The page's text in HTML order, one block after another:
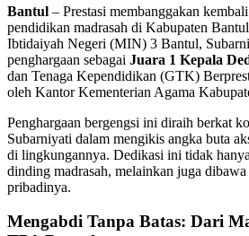
Bantul – Prestasi membanggakan
pendidikan madrasah di Kabupaten
Ibtidaiyah Negeri (MIN) 3 Bantul,
penghargaan sebagai Juara 1 Kepala
dan Tenaga Kependidikan (GTK)
oleh Kantor Kementerian Agama
Penghargaan bergengsi ini diraih berkat
Subarniyati dalam mengikis angka buta
di lingkungannya. Dedikasi ini tidak
dinding madrasah, melainkan juga
pribadinya.
Mengabdi Tanpa Batas: Dari